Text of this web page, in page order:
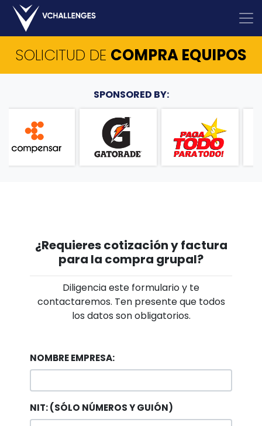
SOLICITUD DE COMPRA EQUIPOS
SPONSORED BY:
¿Requieres cotización y factura
para la compra grupal?
Diligencia este formulario y te
contactaremos. Ten presente que todos
los datos son obligatorios.
NOMBRE EMPRESA:
NIT: (SÓLO NÚMEROS Y GUIÓN)